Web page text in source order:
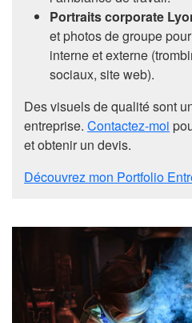
Portraits corporate
et photos de groupe
interne et externe
sociaux, site web).
Des visuels de qualité sont
entreprise. Contactez-moi
et obtenir un devis.
Découvrez mon Portfolio